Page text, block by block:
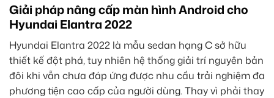
Giải pháp nâng cấp màn hình Android cho
Hyundai Elantra 2022
Hyundai Elantra 2022 là mẫu sedan hạng C sở hữu
thiết kế đột phá, tuy nhiên hệ thống giải trí nguyên bản
đôi khi vẫn chưa đáp ứng được nhu cầu trải nghiệm đa
phương tiện cao cấp của người dùng. Thay vì phải thay